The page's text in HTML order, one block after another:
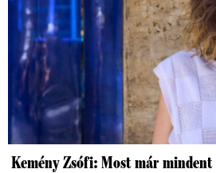
Kemény Zsófi: Most már mindent